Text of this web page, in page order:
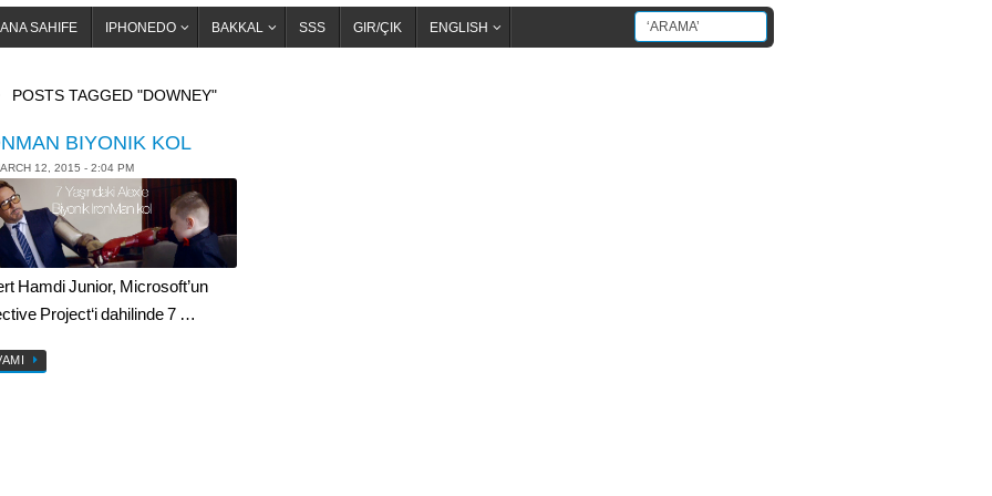
ANA SAHIFE IPHONEDO BAKKAL SSS GIR/ÇIK ENGLISH
POSTS TAGGED "DOWNEY"
BIYONIK KOL
12, 2015 - 2:04 PM
Hamdi Junior, Microsoft’un
Project‘i dahilinde 7 …